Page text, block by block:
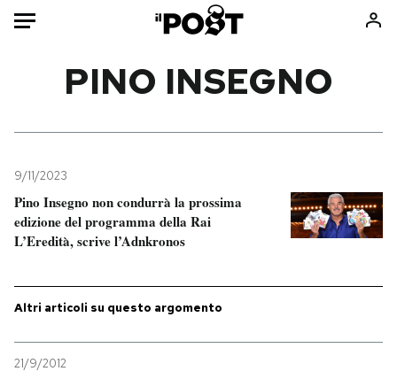
Mondo
Politica
Tecnologia
Internet
Cultura
Consumismi
PINO INSEGNO
9/11/2023
Pino Insegno non condurrà la prossima
edizione del programma della Rai
L’Eredità, scrive l’Adnkronos
Altri articoli su questo argomento
21/9/2012